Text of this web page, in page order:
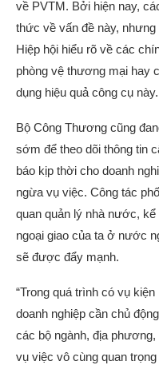
về PVTM. Bởi hiện nay,
thức về vấn đề này,
Hiệp hội hiểu rõ về các
phòng vệ thương mại hay
dụng hiệu quả công cụ này.
Bộ Công Thương cũng
sớm để theo dõi thông tin
báo kịp thời cho doanh
ngừa vụ việc. Công tác
quan quản lý nhà nước,
ngoại giao của ta ở nước
sẽ được đẩy mạnh.
“Trong quá trình có vụ
doanh nghiệp cần chủ
các bộ ngành, địa
vụ việc vô cùng quan